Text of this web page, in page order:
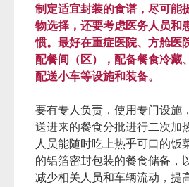
制定适宜封装的食谱，尽可能
物选择，还要考虑医务人员和
惯。最好在重症医院、方舱医
配餐间（区），配备餐食冷藏
配送小车等设施和装备。
要有专人负责，使用专门设施
送进来的餐食分批进行二次加
人员能随时吃上热乎可口的饭
的铝箔密封包装的餐食储备，
减少相关人员和车辆流动，提